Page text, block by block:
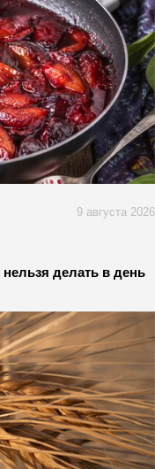
9 августа 2026
делать в день